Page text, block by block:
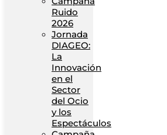
Ruido
2026
Jornada
DIAGEO:
La
Innovación
en el
Sector
del Ocio
y los
Espectáculos